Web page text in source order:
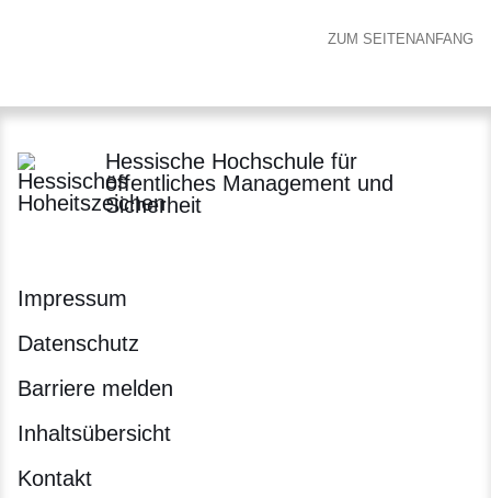
ZUM SEITENANFANG
Hessische Hochschule für
öffentliches Management und
Sicherheit
Impressum
Datenschutz
Barriere melden
Inhaltsübersicht
Kontakt